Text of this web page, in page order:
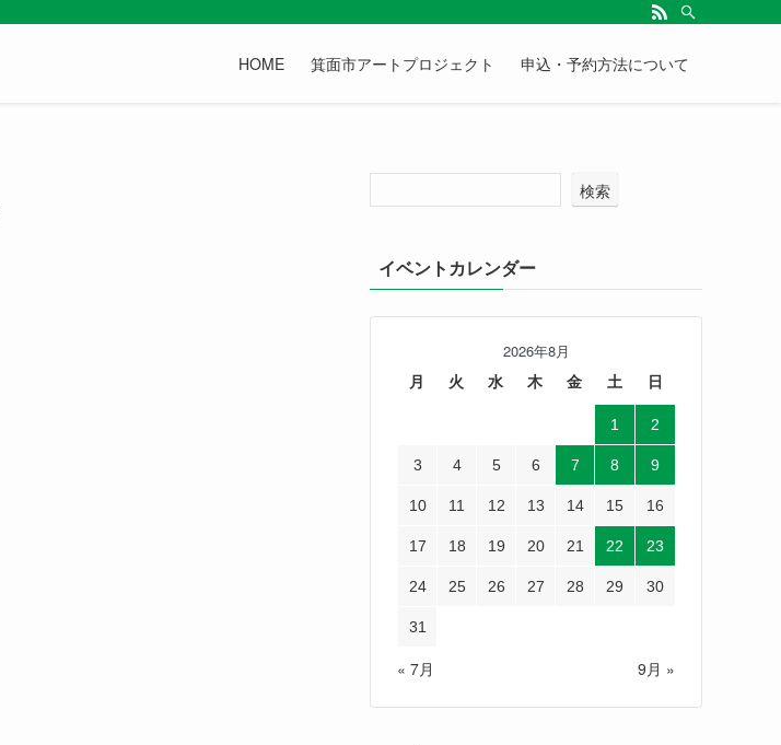
HOME 箕面市アートプロジェクト 申込・予約方法について
検索
イベントカレンダー
2026年8月
月 火 水 木 金 土 日
1 2
3 4 5 6 7 8 9
10 11 12 13 14 15 16
17 18 19 20 21 22 23
24 25 26 27 28 29 30
31
« 7月 9月 »